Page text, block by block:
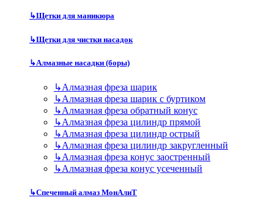
↳Щетки для маникюра
↳Щетки для чистки насадок
↳Алмазные насадки (боры)
↳Алмазная фреза шарик
↳Алмазная фреза шарик с буртиком
↳Алмазная фреза обратный конус
↳Алмазная фреза цилиндр прямой
↳Алмазная фреза цилиндр острый
↳Алмазная фреза цилиндр закругленный
↳Алмазная фреза конус заостренный
↳Алмазная фреза конус усеченный
↳Спеченный алмаз МонАлиТ